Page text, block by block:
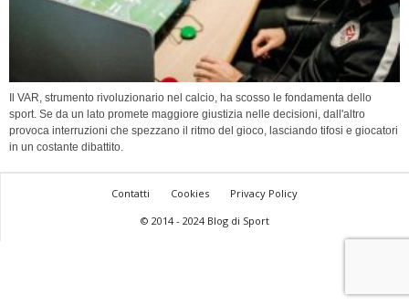
Il VAR, strumento rivoluzionario nel calcio, ha scosso le fondamenta dello
sport. Se da un lato promete maggiore giustizia nelle decisioni, dall'altro
provoca interruzioni che spezzano il ritmo del gioco, lasciando tifosi e giocatori
in un costante dibattito.
Contatti Cookies
Privacy Policy
© 2014 - 2024 Blog di Sport